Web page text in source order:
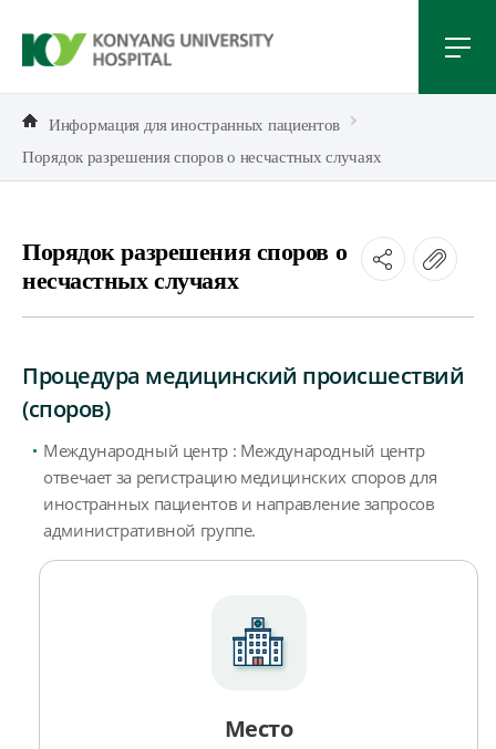
Информация для иностранных пациентов
Порядок разрешения споров о несчастных случаях
Порядок разрешения споров о
несчастных случаях
Процедура медицинский происшествий
(споров)
Международный центр : Международный центр
отвечает за регистрацию медицинских споров для
иностранных пациентов и направление запросов
административной группе.
Место